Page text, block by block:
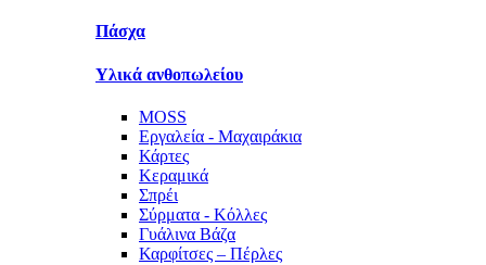
Πάσχα
Υλικά ανθοπωλείου
MOSS
Εργαλεία - Μαχαιράκια
Κάρτες
Κεραμικά
Σπρέι
Σύρματα - Κόλλες
Γυάλινα Βάζα
Καρφίτσες – Πέρλες